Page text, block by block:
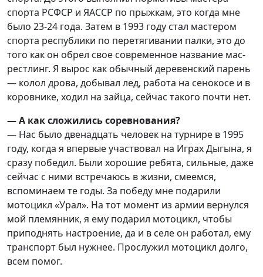
спорта РСФСР и ЯАССР по прыжкам, это когда мне
было 23-24 года. Затем в 1993 году стал мастером
спорта республики по перетягивании палки, это до
того как он обрел свое современное название мас-
рестлинг. Я вырос как обычный деревенский парень
— колол дрова, добывал лед, работа на сенокосе и в
коровнике, ходил на зайца, сейчас такого почти нет.
— А как сложились соревнования?
— Нас было двенадцать человек на турнире в 1995
году, когда я впервые участвовал на Играх Дыгына, я
сразу победил. Были хорошие ребята, сильные, даже
сейчас с ними встречаюсь в жизни, смеемся,
вспоминаем те годы. За победу мне подарили
мотоцикл «Урал». На тот момент из армии вернулся
мой племянник, я ему подарил мотоцикл, чтобы
приподнять настроение, да и в селе он работал, ему
транспорт был нужнее. Прослужил мотоцикл долго,
всем помог.